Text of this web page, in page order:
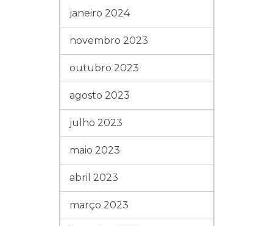
janeiro 2024
novembro 2023
outubro 2023
agosto 2023
julho 2023
maio 2023
abril 2023
março 2023